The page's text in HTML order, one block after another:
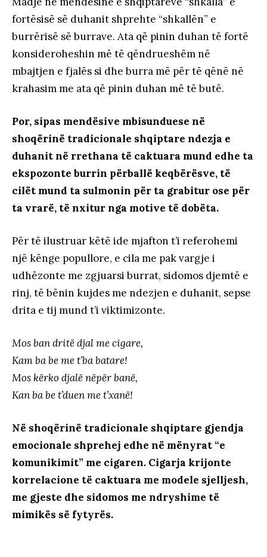
fortësisë së duhanit shprehte “shkallën” e
burrërisë së burrave. Ata që pinin duhan të fortë
konsideroheshin më të qëndrueshëm në
mbajtjen e fjalës si dhe burra më për të qënë në
krahasim me ata që pinin duhan më të butë.
Por, sipas mendësive mbisunduese në
shoqërinë tradicionale shqiptare ndezja e
duhanit në rrethana të caktuara mund edhe ta
ekspozonte burrin përballë keqbërësve, të
cilët mund ta sulmonin për ta grabitur ose për
ta vrarë, të nxitur nga motive të dobëta.
Për të ilustruar këtë ide mjafton t’i referohemi
një kënge popullore, e cila me pak vargje i
udhëzonte me zgjuarsi burrat, sidomos djemtë e
rinj, të bënin kujdes me ndezjen e duhanit, sepse
drita e tij mund t’i viktimizonte.
Mos ban dritë djal me cigare,
Kam ba be me t’ba batare!
Mos kërko djalë nëpër banë,
Kan ba be t’duen me t’xanë!
Në shoqërinë tradicionale shqiptare gjendja
emocionale shprehej edhe në mënyrat “e
komunikimit” me cigaren. Cigarja krijonte
korrelacione të caktuara me modele sjelljesh,
me gjeste dhe sidomos me ndryshime të
mimikës së fytyrës.